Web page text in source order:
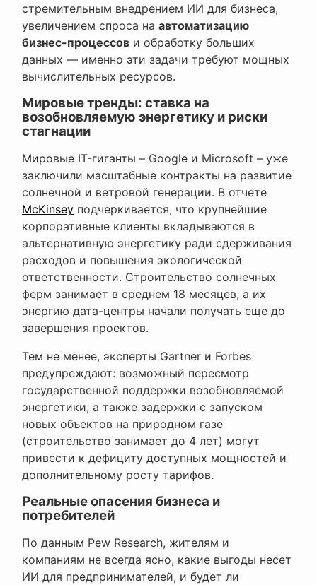
стремительным внедрением ИИ для бизнеса,
увеличением спроса на автоматизацию
бизнес-процессов и обработку больших
данных — именно эти задачи требуют мощных
вычислительных ресурсов.
Мировые тренды: ставка на
возобновляемую энергетику и риски
стагнации
Мировые IT-гиганты – Google и Microsoft – уже
заключили масштабные контракты на развитие
солнечной и ветровой генерации. В отчете
McKinsey подчеркивается, что крупнейшие
корпоративные клиенты вкладываются в
альтернативную энергетику ради сдерживания
расходов и повышения экологической
ответственности. Строительство солнечных
ферм занимает в среднем 18 месяцев, а их
энергию дата-центры начали получать еще до
завершения проектов.
Тем не менее, эксперты Gartner и Forbes
предупреждают: возможный пересмотр
государственной поддержки возобновляемой
энергетики, а также задержки с запуском
новых объектов на природном газе
(строительство занимает до 4 лет) могут
привести к дефициту доступных мощностей и
дополнительному росту тарифов.
Реальные опасения бизнеса и
потребителей
По данным Pew Research, жителям и
компаниям не всегда ясно, какие выгоды несет
ИИ для предпринимателей, и будет ли